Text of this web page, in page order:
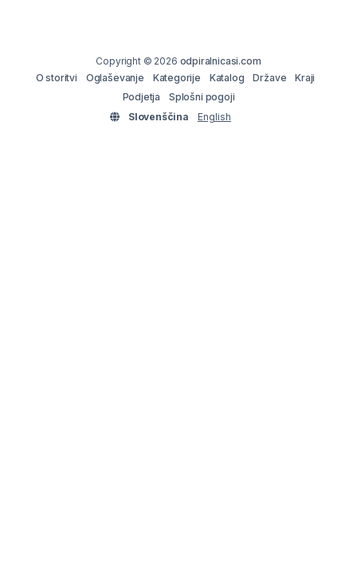
Copyright © 2026 odpiralnicasi.com
O storitvi
Oglaševanje Kategorije Katalog Države
Kraji
Podjetja
Splošni pogoji
Slovenščina
English